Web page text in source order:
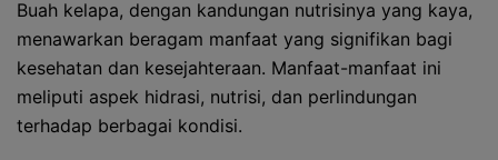
Buah kelapa, dengan kandungan nutrisinya yang kaya,
menawarkan beragam manfaat yang signifikan bagi
kesehatan dan kesejahteraan. Manfaat-manfaat ini
meliputi aspek hidrasi, nutrisi, dan perlindungan
terhadap berbagai kondisi.